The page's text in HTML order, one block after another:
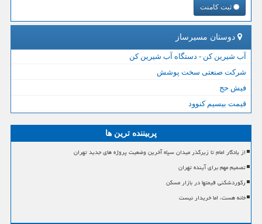
ثبت کامنت
دوستان مسیرساز
آب شیرین کن - دستگاه آب شیرین کن
شرکت صنعتی سخت پوشش
فیش حج
قیمت بیسیم کنوود
پربیننده ترین ها
از یادگار امام تا زیرگذر میدان سپاه آخرین وضعیت پروژه های جدید تهران
تصمیم مهم برای آینده تهران
رکوردشکنی قیمتها در بازار مسکن
خانه هست، اما خریدار نیست